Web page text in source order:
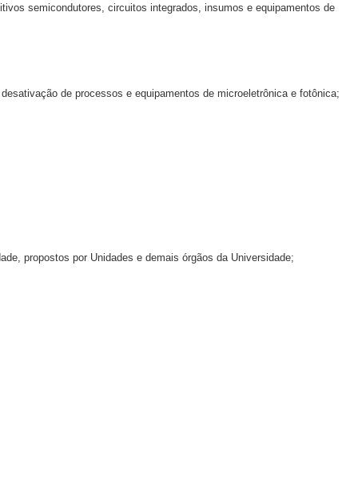
semicondutores, circuitos integrados, insumos e equipamentos de
de processos e equipamentos de microeletrônica e fotônica;
propostos por Unidades e demais órgãos da Universidade;